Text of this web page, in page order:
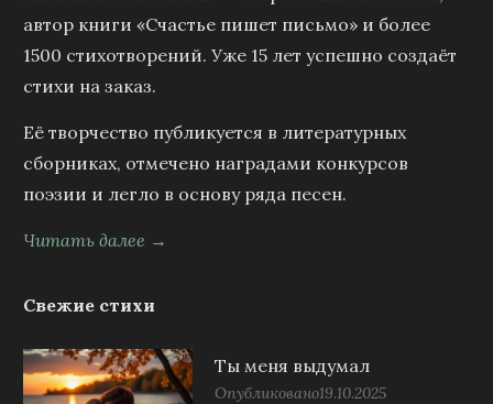
автор книги «Счастье пишет письмо» и более
1500 стихотворений. Уже 15 лет успешно создаёт
стихи на заказ.
Её творчество публикуется в литературных
сборниках, отмечено наградами конкурсов
поэзии и легло в основу ряда песен.
Читать далее →
Свежие стихи
Ты меня выдумал
Опубликовано19.10.2025